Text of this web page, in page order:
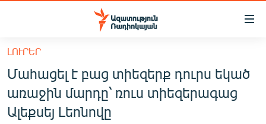
Մատչելիության
հիմնական
բովանդակությանը
հիմնական
մենյուին
ՀԱՅԱՍՏԱՆ
ՔԱՂԱՔԱԿԱՆ
ԼՈՒՐԵՐ
Մահացել է բաց տիեզերք դուրս եկած
առաջին մարդը՝ ռուս տիեզերագաց
Ալեքսեյ Լեոնովը